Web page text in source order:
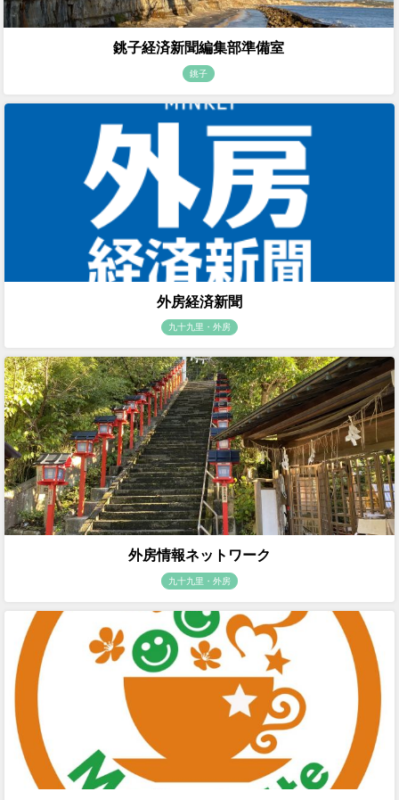
銚子経済新聞編集部準備室
銚子
外房経済新聞
九十九里・外房
外房情報ネットワーク
九十九里・外房